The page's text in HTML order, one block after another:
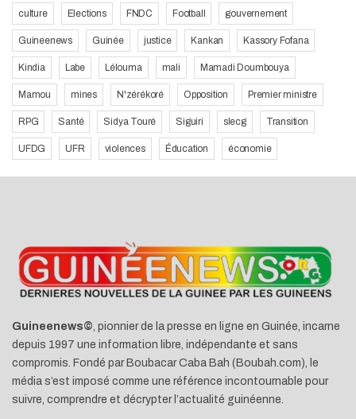
culture Elections FNDC Football gouvernement
Guineenews Guinée justice Kankan Kassory Fofana
Kindia Labe Lélouma mali Mamadi Doumbouya
Mamou mines N'zérékoré Opposition Premier ministre
RPG Santé Sidya Touré Siguiri slecg Transition
UFDG UFR violences Éducation économie
Guineenews©, pionnier de la presse en ligne en Guinée, incarne
depuis 1997 une information libre, indépendante et sans
compromis. Fondé par Boubacar Caba Bah (Boubah.com), le
média s’est imposé comme une référence incontournable pour
suivre, comprendre et décrypter l’actualité guinéenne.